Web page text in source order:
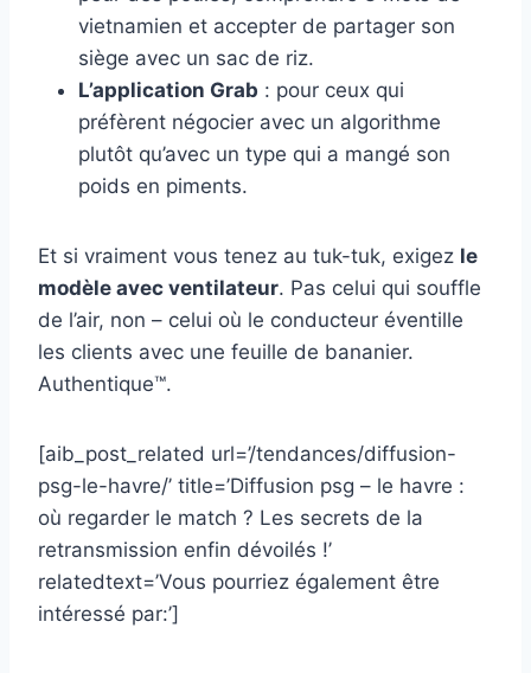
vietnamien et accepter de partager son
siège avec un sac de riz.
L’application Grab : pour ceux qui
préfèrent négocier avec un algorithme
plutôt qu’avec un type qui a mangé son
poids en piments.
Et si vraiment vous tenez au tuk-tuk, exigez le
modèle avec ventilateur. Pas celui qui souffle
de l’air, non – celui où le conducteur éventille
les clients avec une feuille de bananier.
Authentique™.
[aib_post_related url=’/tendances/diffusion-
psg-le-havre/’ title=’Diffusion psg – le havre :
où regarder le match ? Les secrets de la
retransmission enfin dévoilés !’
relatedtext=’Vous pourriez également être
intéressé par:’]